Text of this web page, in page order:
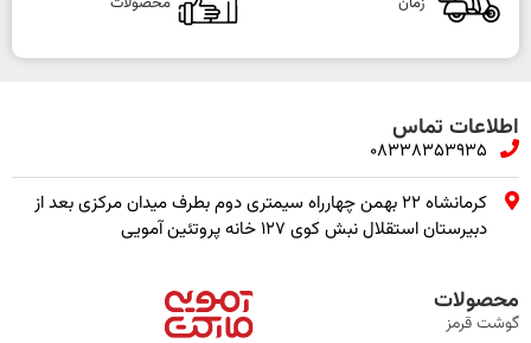
اطلاعات تماس
08338353935
کرمانشاه ۲۲ بهمن چهارراه سیمتری دوم بطرف میدان مرکزی بعد از
دبیرستان استقلال نبش کوی ۱۲۷ خانه پروتئین آمویی
محصولات
گوشت قرمز